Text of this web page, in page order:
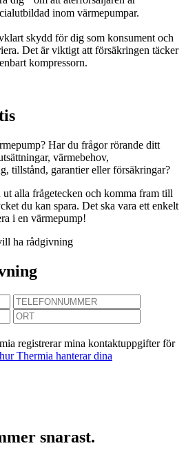
inom värmepumpar.
skydd för dig som konsument och
Det är viktigt att försäkringen täcker
kompressorn.
Har du frågor rörande ditt
värmebehov,
tillstånd, garantier eller försäkringar?
alla frågetecken och komma fram till
du kan spara. Det ska vara ett enkelt
i en värmepump!
ha rådgivning
registrerar mina kontaktuppgifter för
Thermia hanterar dina
snarast.